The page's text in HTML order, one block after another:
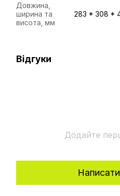
Довжина,
ширина та
висота, мм
283 * 308 *
Відгуки
Додайте
Написати